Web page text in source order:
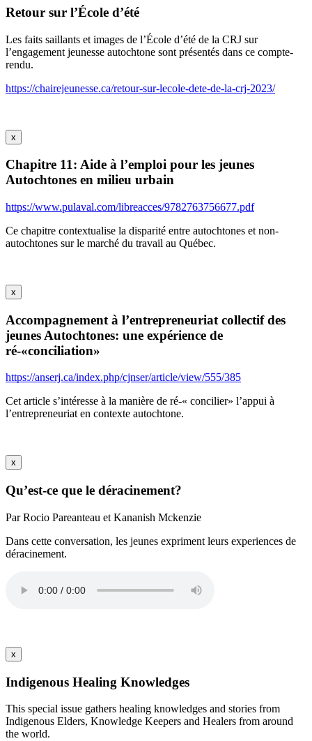
Retour sur l’École d’été
Les faits saillants et images de l’École d’été de la CRJ sur
l’engagement jeunesse autochtone sont présentés dans ce compte-
rendu.
https://chairejeunesse.ca/retour-sur-lecole-dete-de-la-crj-2023/
x
Chapitre 11: Aide à l’emploi pour les jeunes
Autochtones en milieu urbain
https://www.pulaval.com/libreacces/9782763756677.pdf
Ce chapitre contextualise la disparité entre autochtones et non-
autochtones sur le marché du travail au Québec.
x
Accompagnement à l’entrepreneuriat collectif des
jeunes Autochtones: une expérience de
ré-«conciliation»
https://anserj.ca/index.php/cjnser/article/view/555/385
Cet article s’intéresse à la manière de ré-« concilier» l’appui à
l’entrepreneuriat en contexte autochtone.
x
Qu’est-ce que le déracinement?
Par Rocio Pareanteau et Kananish Mckenzie
Dans cette conversation, les jeunes expriment leurs experiences de
déracinement.
x
Indigenous Healing Knowledges
This special issue gathers healing knowledges and stories from
Indigenous Elders, Knowledge Keepers and Healers from around
the world.